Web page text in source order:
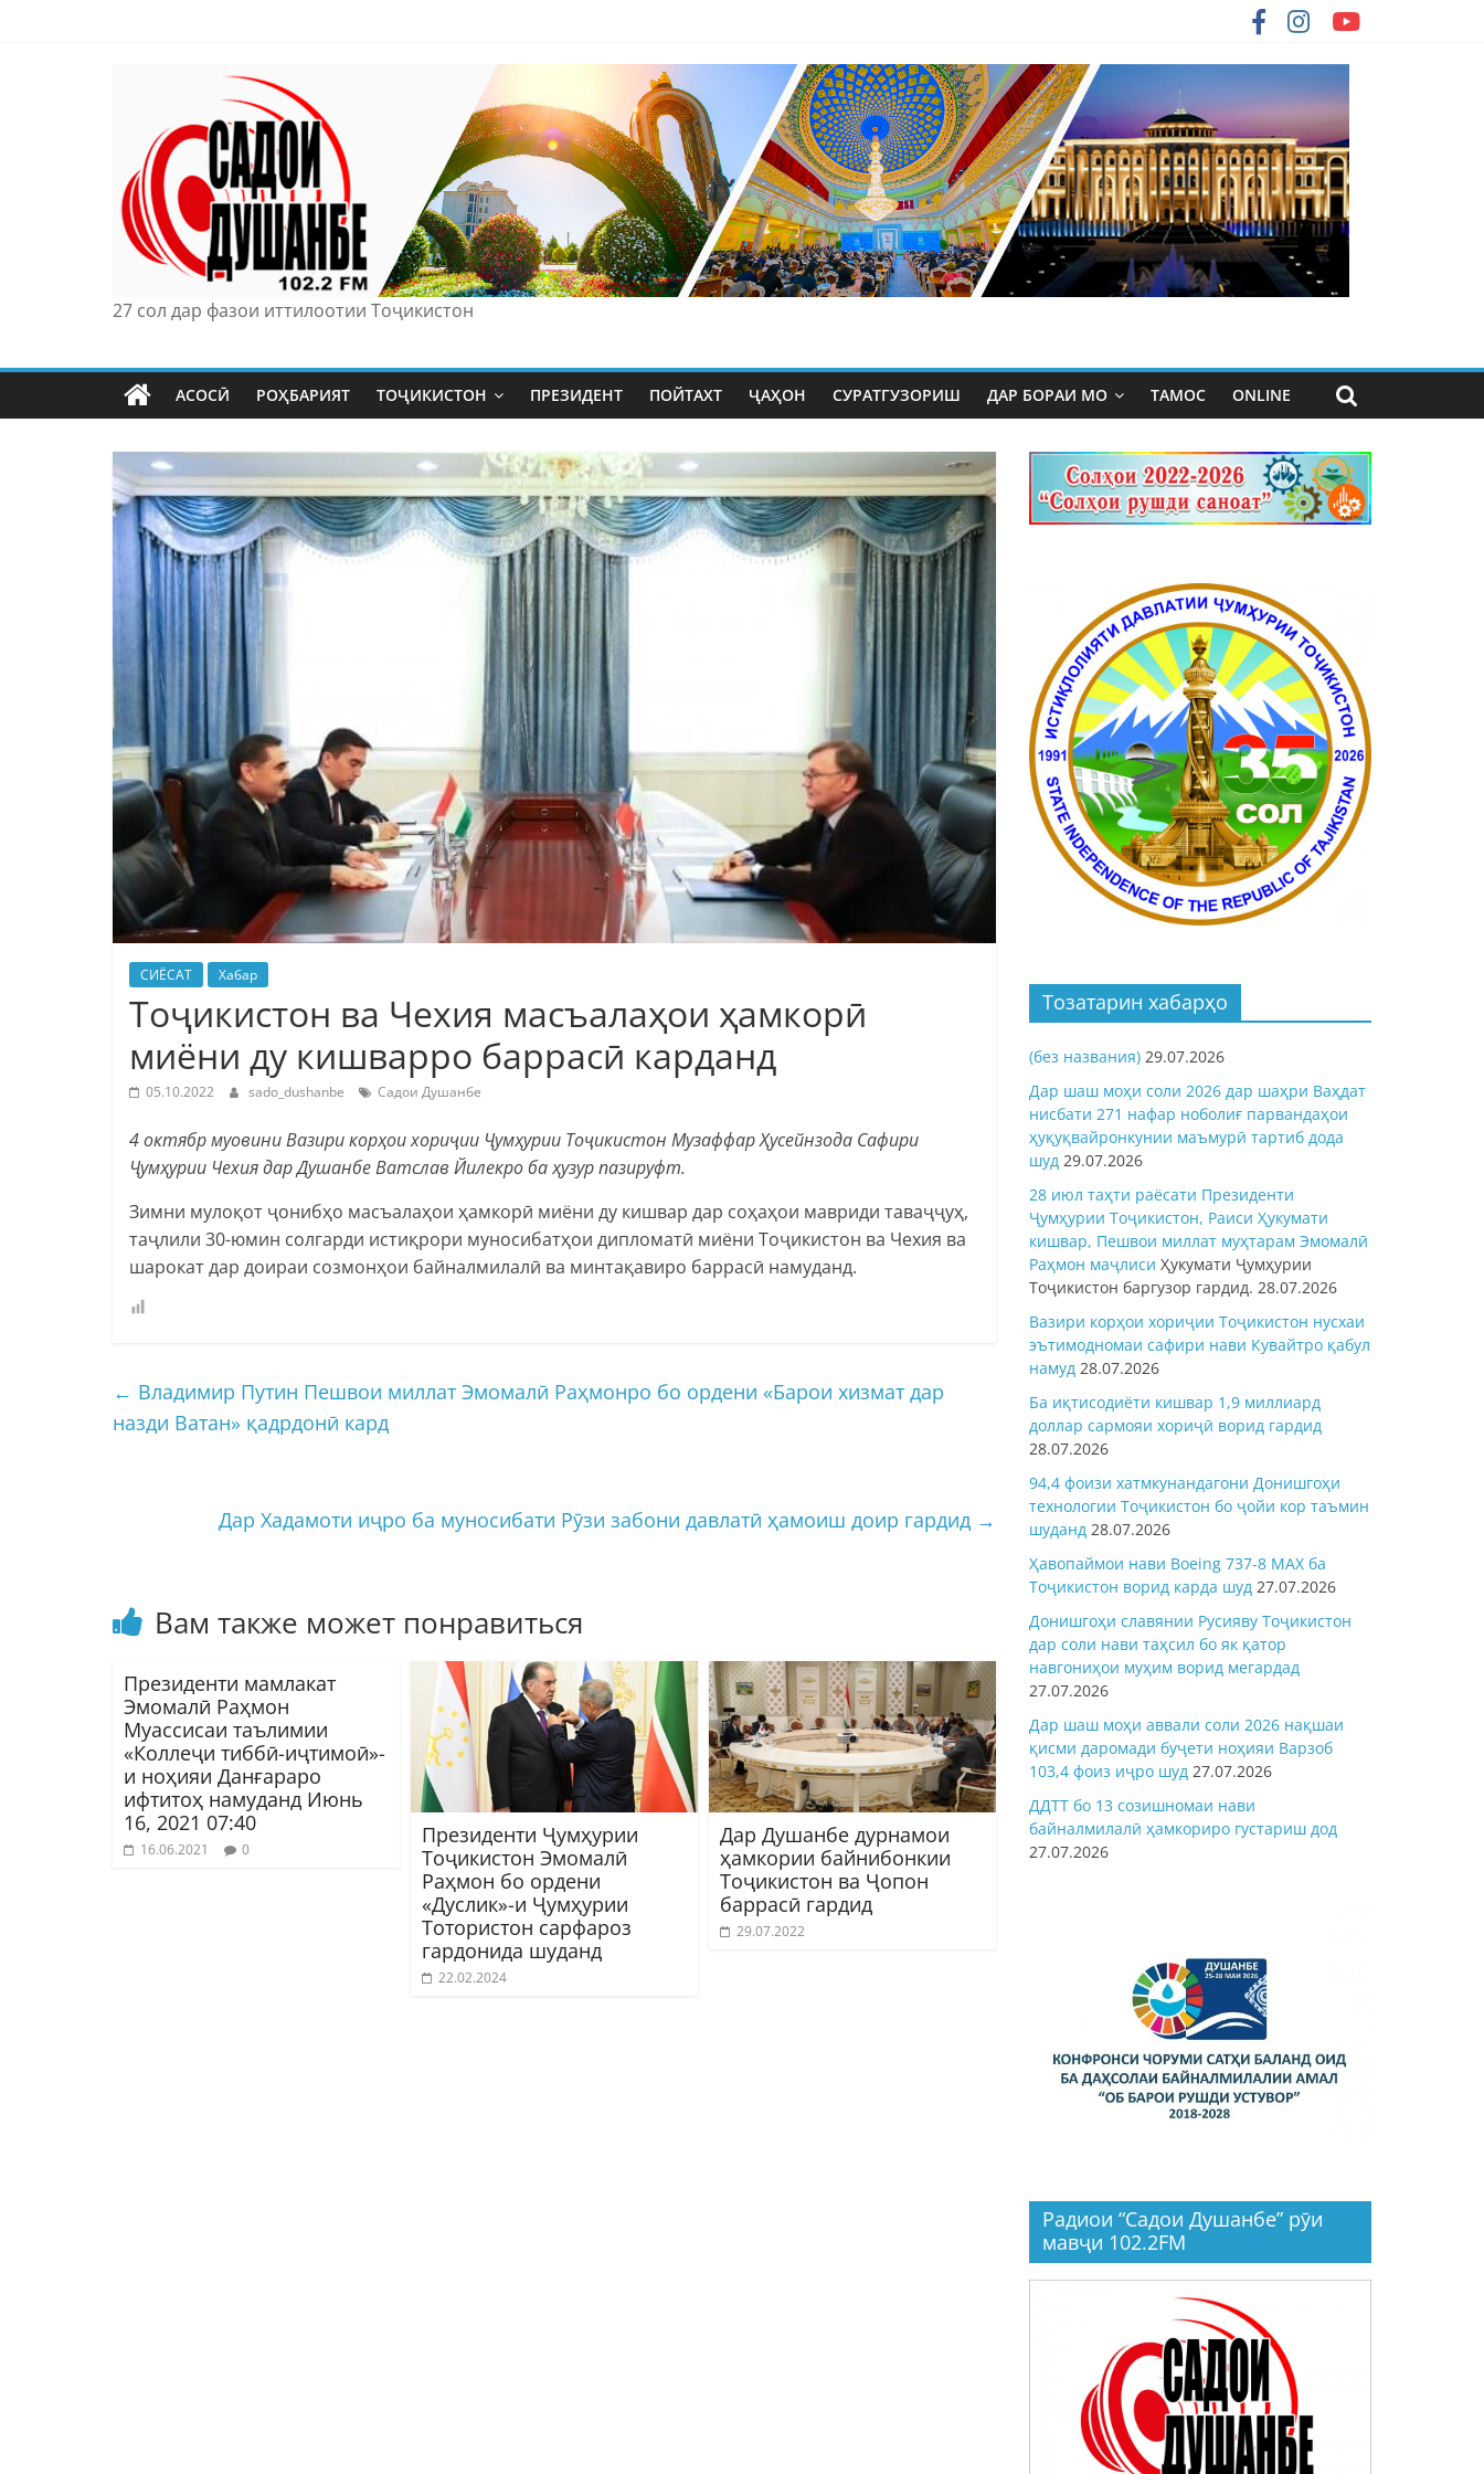
27 сол дар фазои иттилоотии Тоҷикистон
АСОСӢ РОҲБАРИЯТ ТОҶИКИСТОН ПРЕЗИДЕНТ ПОЙТАХТ ҶАҲОН СУРАТГУЗОРИШ ДАР БОРАИ МО ТАМОС ONLINE
СИЁСАТ Хабар
Тоҷикистон ва Чехия масъалаҳои ҳамкорӣ
миёни ду кишварро баррасӣ карданд
05.10.2022 sado_dushanbe Садои Душанбе
4 октябр муовини Вазири корҳои хориҷии Ҷумҳурии Тоҷикистон Музаффар Ҳусейнзода Сафири
Ҷумҳурии Чехия дар Душанбе Ватслав Йилекро ба ҳузур пазируфт.
Зимни мулоқот ҷонибҳо масъалаҳои ҳамкорӣ миёни ду кишвар дар соҳаҳои мавриди таваҷҷуҳ,
таҷлили 30-юмин солгарди истиқрори муносибатҳои дипломатӣ миёни Тоҷикистон ва Чехия ва
шарокат дар доираи созмонҳои байналмилалӣ ва минтақавиро баррасӣ намуданд.
← Владимир Путин Пешвои миллат Эмомалӣ Раҳмонро бо ордени «Барои хизмат дар
назди Ватан» қадрдонӣ кард
Дар Хадамоти иҷро ба муносибати Рӯзи забони давлатӣ ҳамоиш доир гардид →
Вам также может понравиться
Президенти мамлакат
Эмомалӣ Раҳмон
Муассисаи таълимии
«Коллеҷи тиббӣ-иҷтимоӣ»-
и ноҳияи Данғараро
ифтитоҳ намуданд Июнь
16, 2021 07:40
16.06.2021 0
Президенти Ҷумҳурии
Тоҷикистон Эмомалӣ
Раҳмон бо ордени
«Дуслик»-и Ҷумҳурии
Тотористон сарфароз
гардонида шуданд
22.02.2024
Дар Душанбе дурнамои
ҳамкории байнибонкии
Тоҷикистон ва Ҷопон
баррасӣ гардид
29.07.2022
Тозатарин хабарҳо
(без названия) 29.07.2026
Дар шаш моҳи соли 2026 дар шаҳри Ваҳдат
нисбати 271 нафар ноболиғ парвандаҳои
ҳуқуқвайронкунии маъмурӣ тартиб дода
шуд 29.07.2026
28 июл таҳти раёсати Президенти
Ҷумҳурии Тоҷикистон, Раиси Ҳукумати
кишвар, Пешвои миллат муҳтарам Эмомалӣ
Раҳмон маҷлиси Ҳукумати Ҷумҳурии
Тоҷикистон баргузор гардид. 28.07.2026
Вазири корҳои хориҷии Тоҷикистон нусхаи
эътимодномаи сафири нави Кувайтро қабул
намуд 28.07.2026
Ба иқтисодиёти кишвар 1,9 миллиард
доллар сармояи хориҷӣ ворид гардид
28.07.2026
94,4 фоизи хатмкунандагони Донишгоҳи
технологии Тоҷикистон бо ҷойи кор таъмин
шуданд 28.07.2026
Ҳавопаймои нави Boeing 737-8 MAX ба
Тоҷикистон ворид карда шуд 27.07.2026
Донишгоҳи славянии Русияву Тоҷикистон
дар соли нави таҳсил бо як қатор
навгониҳои муҳим ворид мегардад
27.07.2026
Дар шаш моҳи аввали соли 2026 нақшаи
қисми даромади буҷети ноҳияи Варзоб
103,4 фоиз иҷро шуд 27.07.2026
ДДТТ бо 13 созишномаи нави
байналмилалӣ ҳамкориро густариш дод
27.07.2026
Радиои “Садои Душанбе” рӯи
мавҷи 102.2FM